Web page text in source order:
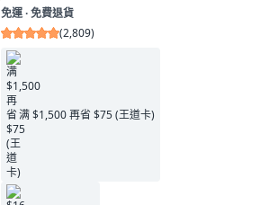
免運 ∙ 免費退貨
(2,809)
满 $1,500 再省 $75 (王道卡)